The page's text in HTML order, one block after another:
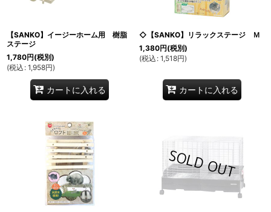
【SANKO】イージーホーム用 樹脂
ステージ
1,780円(税別)
(税込 : 1,958円)
カートに入れる
◇【SANKO】リラックステージ Ｍ
1,380円(税別)
(税込 : 1,518円)
カートに入れる